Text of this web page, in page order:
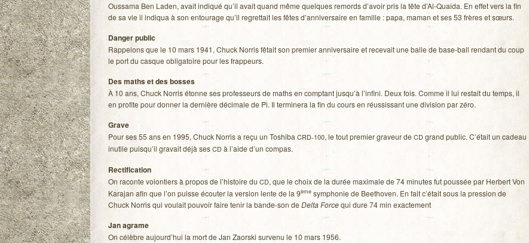
Ous­sama Ben Laden, avait indi­qué qu’il avait quand même quelques remords d’avoir pris la tête d’Al-Quaida. En effet vers la fin
de sa vie il indi­qua à son entou­rage qu’il regret­tait les fêtes d’anniversaire en famille : papa, maman et ses 53 frères et sœurs.
Dan­ger public
Rap­pe­lons que le 10 mars 1941, Chuck Nor­ris fêtait son pre­mier anni­ver­saire et rece­vait une balle de base-ball ren­dant du coup
le port du casque obli­ga­toire pour les frappeurs.
Des maths et des bosses
À 10 ans, Chuck Nor­ris étonne ses pro­fes­seurs de maths en comp­tant jusqu’à l’infini. Deux fois. Comme il lui res­tait du temps, il
en pro­fite pour don­ner la der­nière déci­male de Pi. Il ter­mi­nera la fin du cours en réus­sis­sant une divi­sion par zéro.
Grave
Pour ses 55 ans en 1995, Chuck Nor­ris a reçu un Toshiba CRD-100, le tout pre­mier gra­veur de CDgrand public. C’était un cadeau
inutile puisqu’il gra­vait déjà ses CDà l’aide d’un compas.
Rec­ti­fi­ca­tion
On raconte volon­tiers à pro­pos de l’histoire du CD, que le choix de la durée maxi­male de 74 minutes fut pous­sée par Her­bert Von
Kara­jan afin que l’on puisse écou­ter la ver­sion lente de la 9èmesym­pho­nie de Bee­tho­ven. En fait c’était sous la pres­sion de
Chuck Nor­ris qui vou­lait pou­voir faire tenir la bande-son de Delta Forcequi dure 74 min exactement
Jan agrame
On célèbre aujourd’hui la mort de Jan Zaorski sur­venu le 10 mars 1956.